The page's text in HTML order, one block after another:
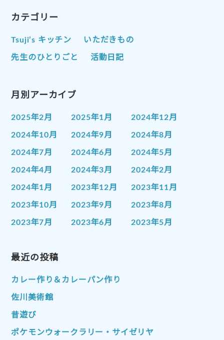
カテゴリー
Tsuji’s キッチン いただきもの
先生のひとりごと 活動日記
月別アーカイブ
2025年2月 2025年1月 2024年12月
2024年10月 2024年9月 2024年8月
2024年7月 2024年6月 2024年5月
2024年4月 2024年3月 2024年2月
2024年1月 2023年12月 2023年11月
2023年10月 2023年9月 2023年8月
2023年7月 2023年6月 2023年5月
2023年1月
2022年10月 2022年9月
2022年7月
2022年4月
2022年1月 2021年12月 2021年11月
最近の投稿
カレー作り＆カレーパン作り
佐川美術館
昔遊び
ポケモンウォークラリー・サイゼリヤ